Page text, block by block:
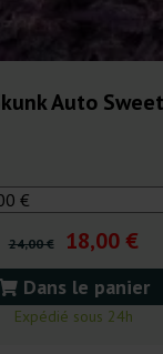
Auto
24,00 € 18,00 €
Dans le panier
Expédié sous 24h